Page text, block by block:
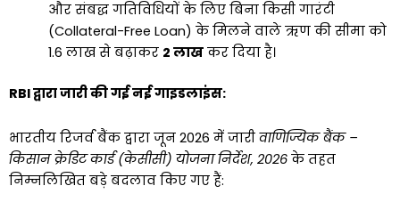
और संबद्ध गतिविधियों के लिए बिना किसी गारंटी
(Collateral-Free Loan) के मिलने वाले ऋण की सीमा को
₹1.6 लाख से बढ़ाकर ₹2 लाखकर दिया है।
RBI द्वारा जारी की गई नई गाइडलाइंस:
भारतीय रिजर्व बैंक द्वारा जून 2026 में जारी वाणिज्यिक बैंक –
किसान क्रेडिट कार्ड (केसीसी) योजना निर्देश, 2026 के तहत
निम्नलिखित बड़े बदलाव किए गए हैं: